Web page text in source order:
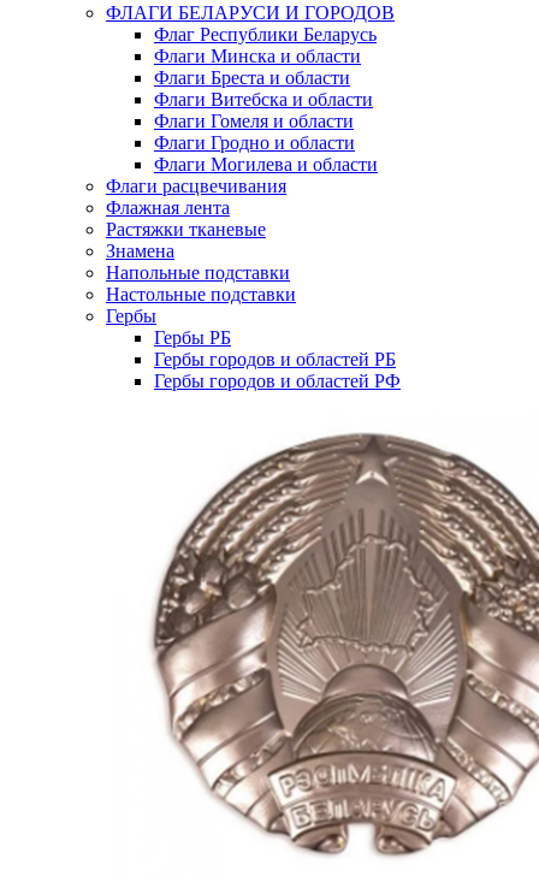
ФЛАГИ БЕЛАРУСИ И ГОРОДОВ
Флаг Республики Беларусь
Флаги Минска и области
Флаги Бреста и области
Флаги Витебска и области
Флаги Гомеля и области
Флаги Гродно и области
Флаги Могилева и области
Флаги расцвечивания
Флажная лента
Растяжки тканевые
Знамена
Напольные подставки
Настольные подставки
Гербы
Гербы РБ
Гербы городов и областей РБ
Гербы городов и областей РФ